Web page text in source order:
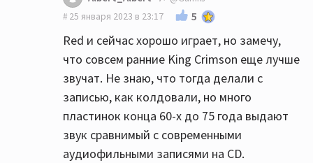
Потому я к винилу и не возвращался ни
разу с тех пор как расстался с ним в 91-м
после очень долгой и незабываемой
дружбы.
Эх! Как же играл Red, который попал ко
мне в 79-м буквально за неделю до ухода в
армию))
25 января 2023 в 23:17
5
Red и сейчас хорошо играет, но замечу,
что совсем ранние King Crimson еще лучше
звучат. Не знаю, что тогда делали с
записью, как колдовали, но много
пластинок конца 60-х до 75 года выдают
звук сравнимый с современными
аудиофильными записями на CD.